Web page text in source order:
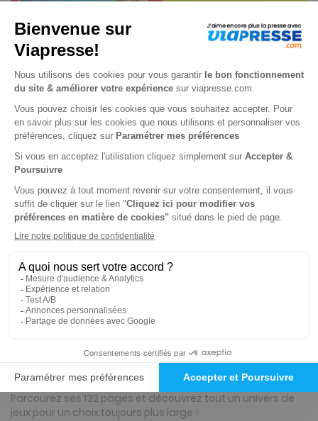
4.5
Je choisis un support
Papier
Je choisis une durée
Abonnement 1 an
14€88 Tarif Kiosque :
Tarif France métropolitaine
Renouvellement à date d’anniversaire
Présentation du magazine Jeux évasion
Parcourez ses 132 pages et découvrez tout un univers de
jeux pour un choix toujours plus large !